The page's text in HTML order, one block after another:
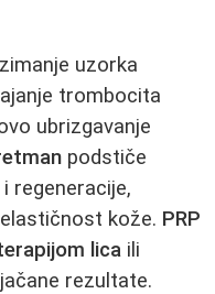
uzorka
trombocita
ubrizgavanje
podstiče
regeneracije,
kože. PRP
lica ili
rezultate.